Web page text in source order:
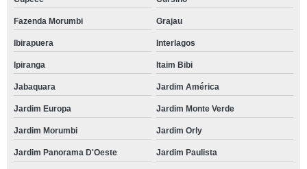
Fazenda Morumbi Grajau
Ibirapuera Interlagos
Ipiranga Itaim Bibi
Jabaquara Jardim América
Jardim Europa Jardim Monte Verde
Jardim Morumbi Jardim Orly
Jardim Panorama D'Oeste Jardim Paulista